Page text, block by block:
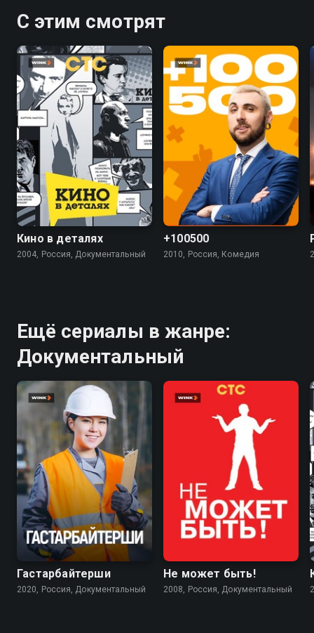
С этим смотрят
4.9
Кино в деталях
2004, Россия, Документальный
5.5 4.5
+100500
2010, Россия, Комедия
Ещё сериалы в жанре:
Документальный
7.1
Гастарбайтерши
2020, Россия, Документальный
Не может быть!
2008, Россия, Документальный